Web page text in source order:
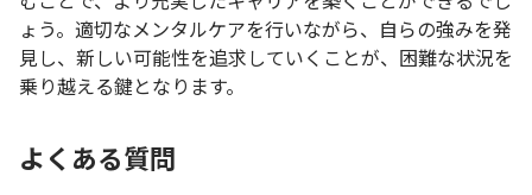
ょう。適切なメンタルケアを行いながら、自らの強みを発
見し、新しい可能性を追求していくことが、困難な状況を
乗り越える鍵となります。
よくある質問